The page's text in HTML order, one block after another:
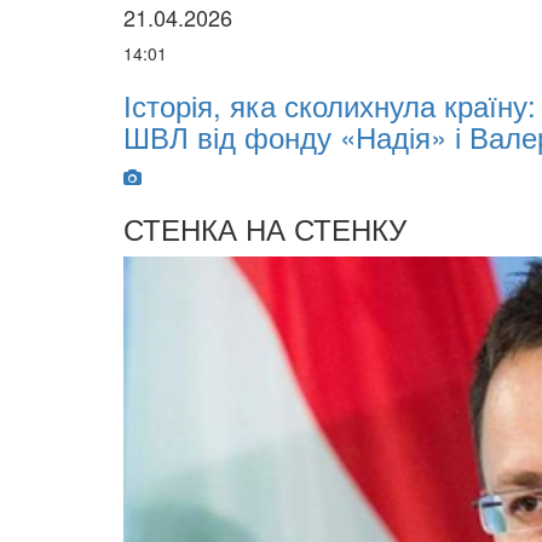
країну: 10-місячний Марк отримав
і Валерія Дубіля
СТЕНКА НА СТЕНКУ